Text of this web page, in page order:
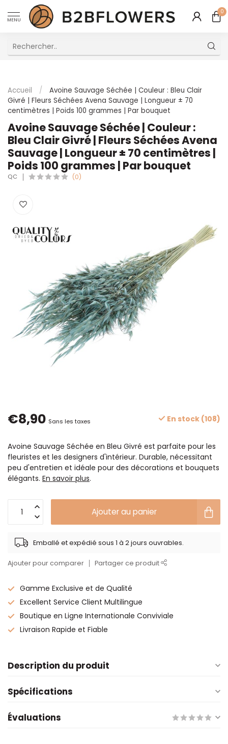
MENU
0
Accueil /
Avoine Sauvage Séchée | Couleur : Bleu Clair
Givré | Fleurs Séchées Avena Sauvage | Longueur ± 70
centimètres | Poids 100 grammes | Par bouquet
Avoine Sauvage Séchée | Couleur :
Bleu Clair Givré | Fleurs Séchées Avena
Sauvage | Longueur ± 70 centimètres |
Poids 100 grammes | Par bouquet
QC (0)
€8,90 Sans les taxes En stock (108)
Avoine Sauvage Séchée en Bleu Givré est parfaite pour les
fleuristes et les designers d'intérieur. Durable, nécessitant
peu d'entretien et idéale pour des décorations et bouquets
élégants. En savoir plus.
Ajouter au panier
Emballé et expédié sous 1 à 2 jours ouvrables.
Ajouter pour comparer Partager ce produit
Gamme Exclusive et de Qualité
Excellent Service Client Multilingue
Boutique en Ligne Internationale Conviviale
Livraison Rapide et Fiable
Description du produit
Spécifications
Évaluations